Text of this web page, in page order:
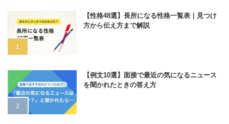
【性格48選】長所になる性格一覧表｜見つけ
方から伝え方まで解説
【例文10選】面接で最近の気になるニュース
を聞かれたときの答え方